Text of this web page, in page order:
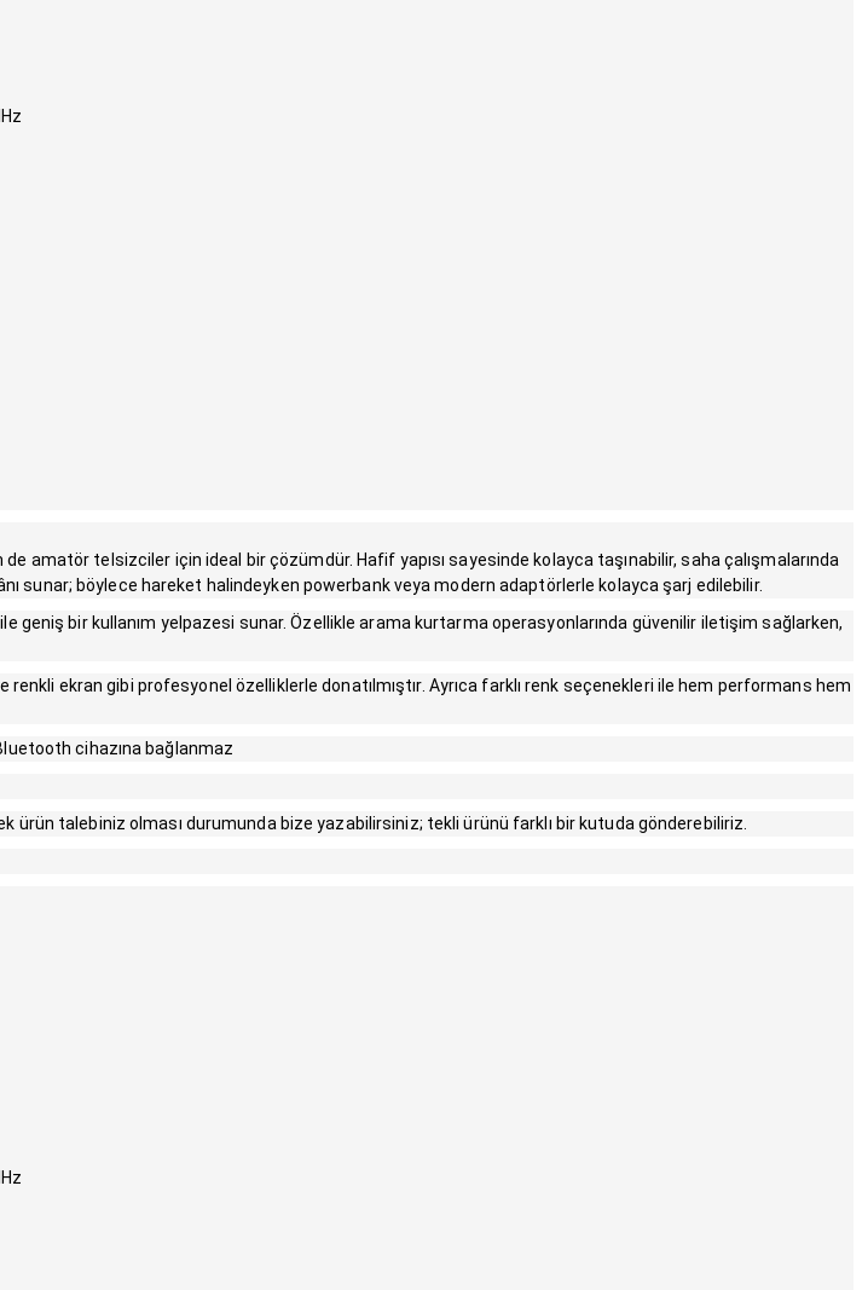
amatör telsizciler için ideal bir çözümdür. Hafif yapısı sayesinde kolayca taşınabilir, saha çalışmalarında
sunar; böylece hareket halindeyken powerbank veya modern adaptörlerle kolayca şarj edilebilir.
geniş bir kullanım yelpazesi sunar. Özellikle arama kurtarma operasyonlarında güvenilir iletişim sağlarken,
ekran gibi profesyonel özelliklerle donatılmıştır. Ayrıca farklı renk seçenekleri ile hem performans hem
cihazına bağlanmaz
ürün talebiniz olması durumunda bize yazabilirsiniz; tekli ürünü farklı bir kutuda gönderebiliriz.